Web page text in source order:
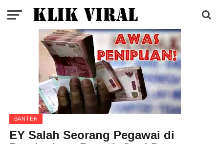
BANTEN
EY Salah Seorang Pegawai di